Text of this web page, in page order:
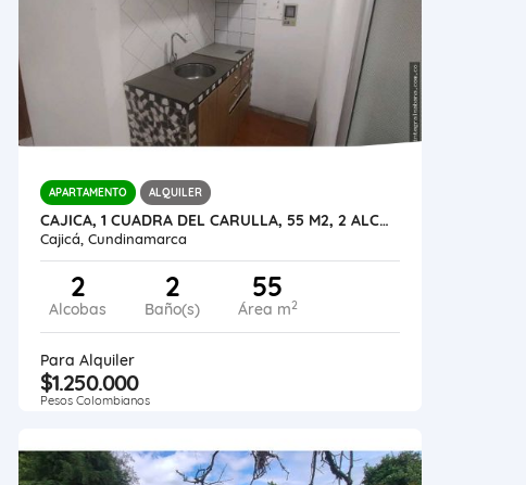
APARTAMENTO ALQUILER
CAJICA, 1 CUADRA DEL CARULLA, 55 M2, 2 ALCOBAS
Cajicá, Cundinamarca
2
Alcobas
2
Baño(s)
55
Área m2
Para Alquiler
$1.250.000
Pesos Colombianos